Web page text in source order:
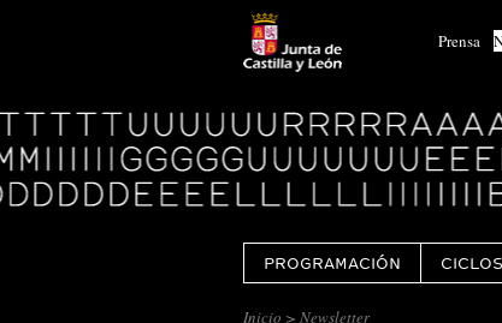
Prensa
Logo
Centro
Cultural
Miguel
Delibes
PROGRAMACIÓN CICLOS
Inicio > Newsletter